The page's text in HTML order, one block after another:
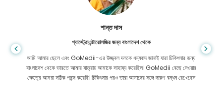
শান্ত দাস
গ্যাস্ট্রোএন্টারোলজির জন্য বাংলাদেশ থেকে
আমি আমার ছেলে এবং GoMedii-এর উজ্জ্বল দলকে ধন্যবাদ জানাই যারা চিকিৎসার জন্য
বাংলাদেশ থেকে ভারতে আমার যাত্রায় আমাকে সাহায্য করেছিল। GoMedii বেছে নেওয়ার
ক্ষেত্রে আমরা সঠিক পছন্দ করেছি। চিকিৎসার পরও তারা আমাদের সঙ্গে দারুণ বন্ধন রেখেছেন